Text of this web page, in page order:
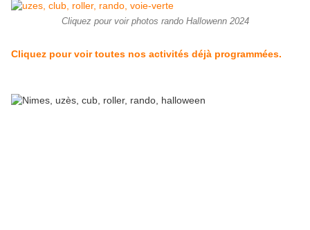
Cliquez pour voir photos rando Hallowenn 2024
Cliquez pour voir toutes nos activités déjà programmées.